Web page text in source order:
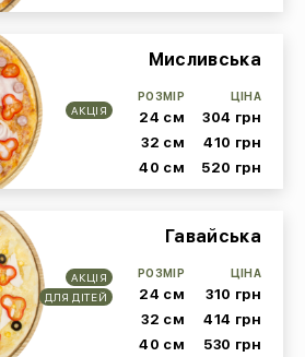
АКЦІЯ
Мисливська
РОЗМІР
24 см
ЦІНА
304 грн
32 см
410 грн
40 см
520 грн
АКЦІЯ
ДЛЯ ДІТЕЙ
Гавайська
РОЗМІР
24 см
ЦІНА
310 грн
32 см
414 грн
40 см
530 грн